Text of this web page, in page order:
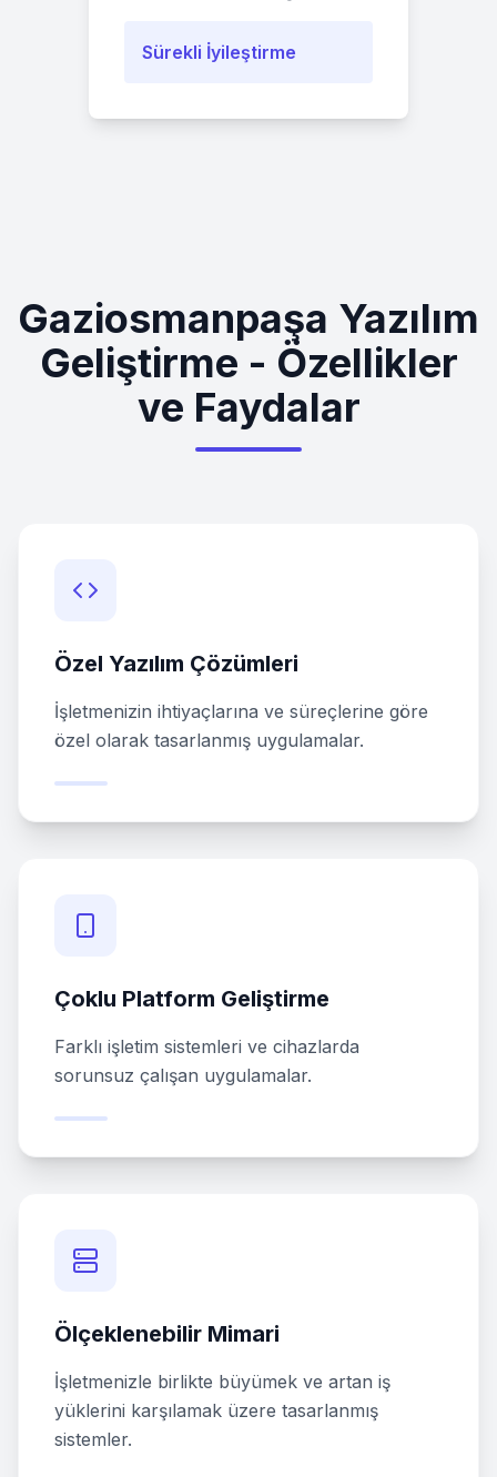
Sürekli İyileştirme
Gaziosmanpaşa Yazılım
Geliştirme - Özellikler
ve Faydalar
Özel Yazılım Çözümleri
İşletmenizin ihtiyaçlarına ve süreçlerine göre
özel olarak tasarlanmış uygulamalar.
Çoklu Platform Geliştirme
Farklı işletim sistemleri ve cihazlarda
sorunsuz çalışan uygulamalar.
Ölçeklenebilir Mimari
İşletmenizle birlikte büyümek ve artan iş
yüklerini karşılamak üzere tasarlanmış
sistemler.